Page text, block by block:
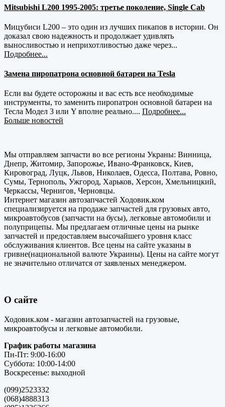
Mitsubishi L200 1995-2005: третье поколение, Single Cab
Мицубиси L200 – это один из лучших пикапов в истории. Он
доказал свою надежность и продолжает удивлять
выносливостью и неприхотливостью даже через...
Подробнее...
Замена пиропатрона основной батареи на Tesla
Если вы будете осторожны и вас есть все необходимые
инструменты, то заменить пиропатрон основной батареи на
Тесла Модел 3 или Y вполне реально.... Подробнее...
Больше новостей
Мы отправляем запчасти во все регионы Украны: Винница,
Днепр, Житомир, Запорожье, Ивано-Франковск, Киев,
Кировоград, Луцк, Львов, Николаев, Одесса, Полтава, Ровно,
Сумы, Тернополь, Ужгород, Харьков, Херсон, Хмельницкий,
Черкассы, Чернигов, Черновцы.
Интернет магазин автозапчастей Ходовик.ком
специализируется на продаже запчастей для грузовых авто,
микроавтобусов (запчасти на бусы), легковые автомобили и
полуприцепы. Мы предлагаем отличные цены на рынке
запчастей и предоставляем высочайшего уровня класс
обслуживания клиентов. Все цены на сайте указаны в
гривне(национальной валюте Украины). Цены на сайте могут
не значительно отличатся от заявленых менеджером.
О сайте
Ходовик.ком - магазин автозапчастей на грузовые,
микроавтобусы и легковые автомобили.
График работы магазина
Пн-Пт: 9:00-16:00
Суббота: 10:00-14:00
Воскресенье: выходной
(099)2523332
(068)4888313